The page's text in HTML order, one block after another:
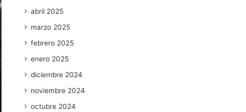
abril 2025
marzo 2025
febrero 2025
enero 2025
diciembre 2024
noviembre 2024
octubre 2024